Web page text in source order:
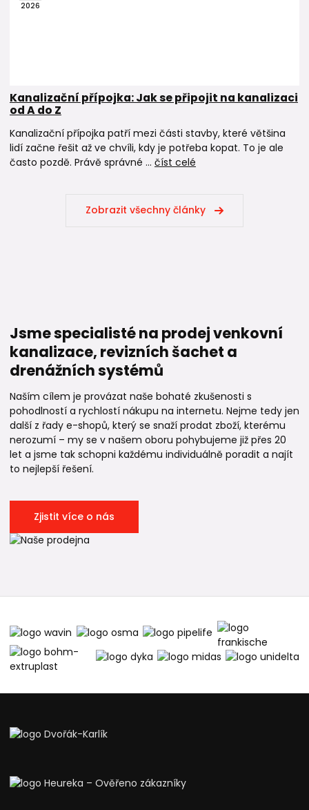
2026
Kanalizační přípojka: Jak se připojit na kanalizaci
od A do Z
Kanalizační přípojka patří mezi části stavby, které většina
lidí začne řešit až ve chvíli, kdy je potřeba kopat. To je ale
často pozdě. Právě správné ... číst celé
Zobrazit všechny články
Jsme specialisté na prodej venkovní
kanalizace, revizních šachet a
drenážních systémů
Naším cílem je provázat naše bohaté zkušenosti s
pohodlností a rychlostí nákupu na internetu. Nejme tedy jen
další z řady e-shopů, který se snaží prodat zboží, kterému
nerozumí – my se v našem oboru pohybujeme již přes 20
let a jsme tak schopni každému individuálně poradit a najít
to nejlepší řešení.
Zjistit více o nás